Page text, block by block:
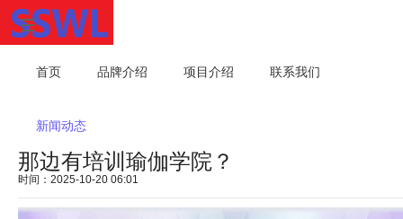
首页 品牌介绍 项目介绍 联系我们
新闻动态
那边有培训瑜伽学院？
时间：2025-10-20 06:01